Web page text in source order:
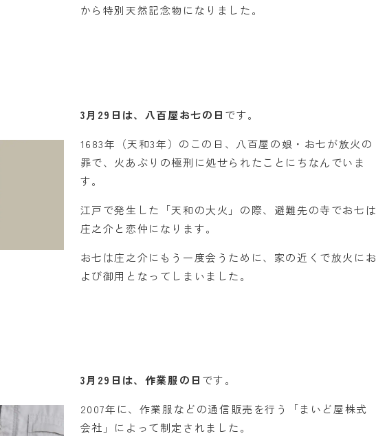
から特別天然記念物になりました。
3月29日は、八百屋お七の日 です。
1683年（天和3年）のこの日、八百屋の娘・お七が放火の
罪で、火あぶりの極刑に処せられたことにちなんでいま
す。
江戸で発生した「天和の大火」の際、避難先の寺でお七は
庄之介と恋仲になります。
お七は庄之介にもう一度会うために、家の近くで放火にお
よび御用となってしまいました。
3月29日は、作業服の日 です。
2007年に、作業服などの通信販売を行う「まいど屋株式
会社」によって制定されました。